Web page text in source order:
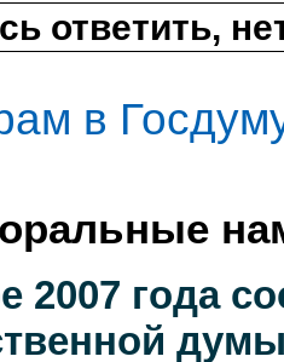
ответить,
в
2007 года